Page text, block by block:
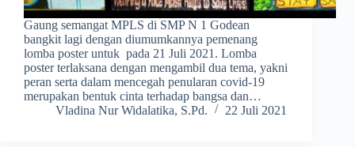
Gaung semangat MPLS di SMP N 1 Godean
bangkit lagi dengan diumumkannya pemenang
lomba poster untuk pada 21 Juli 2021. Lomba
poster terlaksana dengan mengambil dua tema, yakni
peran serta dalam mencegah penularan covid-19
merupakan bentuk cinta terhadap bangsa dan…
Vladina Nur Widalatika, S.Pd.
22 Juli 2021